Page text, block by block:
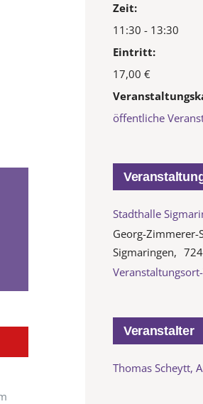
Zeit:
11:30 - 13:30
Eintritt:
17,00 €
öffentliche
Stadthalle
Georg-Zimmerer-
Sigmaringen,
Veranstalter
Thomas Scheytt,